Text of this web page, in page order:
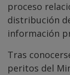
proceso
distribución
información
Tras
peritos del